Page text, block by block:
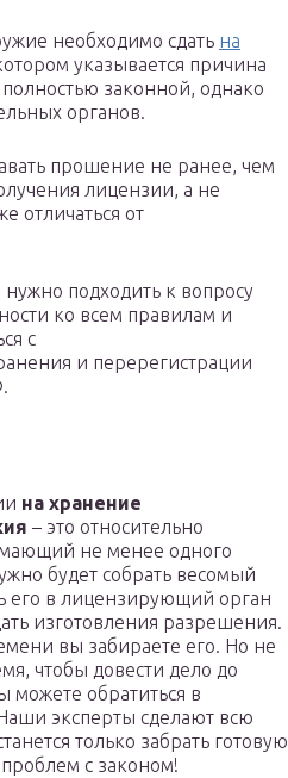
необходимо сдать на
указывается причина
законной, однако
органов.
прошение не ранее, чем
лицензии, а не
отличаться от
подходить к вопросу
ко всем правилам и
с
и перерегистрации
на хранение
– это относительно
не менее одного
будет собрать весомый
его в лицензирующий орган
изготовления разрешения.
вы забираете его. Но не
чтобы довести дело до
можете обратиться в
эксперты сделают всю
только забрать готовую
с законом!